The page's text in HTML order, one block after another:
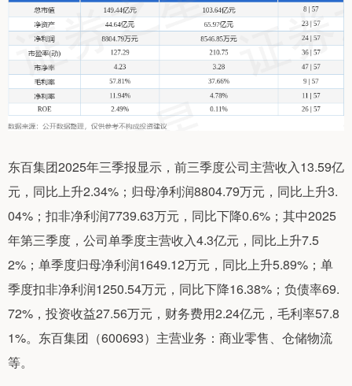
东百集团2025年三季报显示，前三季度公司主营收入13.59亿
元，同比上升2.34%；归母净利润8804.79万元，同比上升3.
04%；扣非净利润7739.63万元，同比下降0.6%；其中2025
年第三季度，公司单季度主营收入4.3亿元，同比上升7.5
2%；单季度归母净利润1649.12万元，同比上升5.89%；单
季度扣非净利润1250.54万元，同比下降16.38%；负债率69.
72%，投资收益27.56万元，财务费用2.24亿元，毛利率57.8
1%。东百集团（600693）主营业务：商业零售、仓储物流
等。